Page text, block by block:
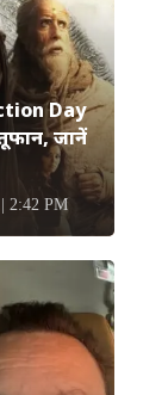
Day
जानें
2:42 PM